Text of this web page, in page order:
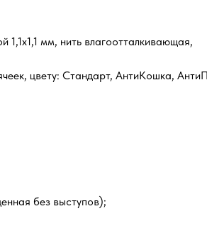
мм, нить влагоотталкивающая,
цвету: Стандарт, АнтиКошка,
без выступов);